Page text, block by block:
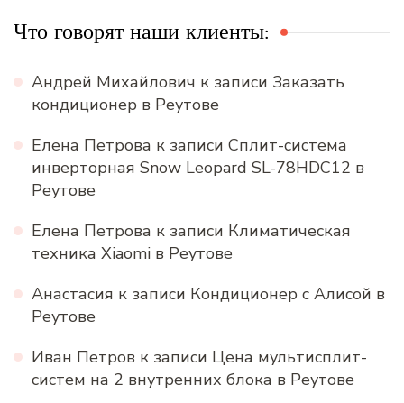
Что говорят наши клиенты:
Андрей Михайлович к записи Заказать
кондиционер в Реутове
Елена Петрова к записи Сплит-система
инверторная Snow Leopard SL-78HDC12 в
Реутове
Елена Петрова к записи Климатическая
техника Xiaomi в Реутове
Анастасия к записи Кондиционер с Алисой в
Реутове
Иван Петров к записи Цена мультисплит-
систем на 2 внутренних блока в Реутове